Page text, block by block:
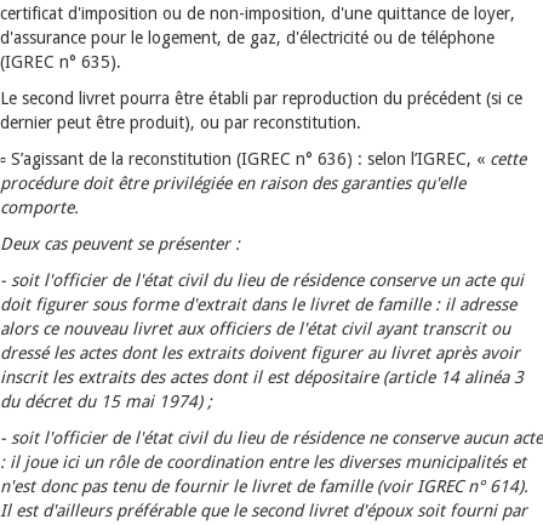
certificat d'imposition ou de non-imposition, d'une quittance de loyer,
d'assurance pour le logement, de gaz, d'électricité ou de téléphone
(IGREC n° 635).
Le second livret pourra être établi par reproduction du précédent (si ce
dernier peut être produit), ou par reconstitution.
▫ S’agissant de la reconstitution (IGREC n° 636) : selon l’IGREC, « cette
procédure doit être privilégiée en raison des garanties qu'elle
comporte.
Deux cas peuvent se présenter :
- soit l'officier de l'état civil du lieu de résidence conserve un acte qui
doit figurer sous forme d'extrait dans le livret de famille : il adresse
alors ce nouveau livret aux officiers de l'état civil ayant transcrit ou
dressé les actes dont les extraits doivent figurer au livret après avoir
inscrit les extraits des actes dont il est dépositaire (article 14 alinéa 3
du décret du 15 mai 1974) ;
- soit l'officier de l'état civil du lieu de résidence ne conserve aucun acte
: il joue ici un rôle de coordination entre les diverses municipalités et
n'est donc pas tenu de fournir le livret de famille (voir IGREC n° 614).
Il est d'ailleurs préférable que le second livret d'époux soit fourni par